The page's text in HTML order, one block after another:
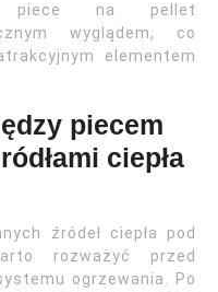
piece na pellet
wyglądem, co
elementem
piecem
ciepła
źródeł ciepła pod
rozważyć przed
ogrzewania. Po